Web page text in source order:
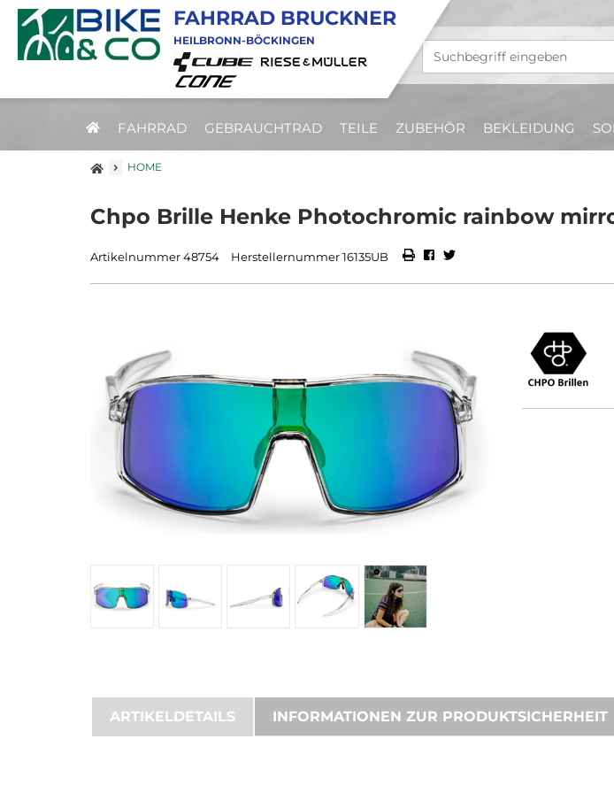
FAHRRAD GEBRAUCHTRAD TEILE ZUBEHÖR BEKLEIDUNG
FAHRRAD BRUCKNER
HEILBRONN-BÖCKINGEN
HOME
Chpo Brille Henke Photochromic rainbow
Artikelnummer 48754 Herstellernummer 16135UB
ARTIKELDETAILS INFORMATIONEN ZUR PRODUKTSICHERHEIT